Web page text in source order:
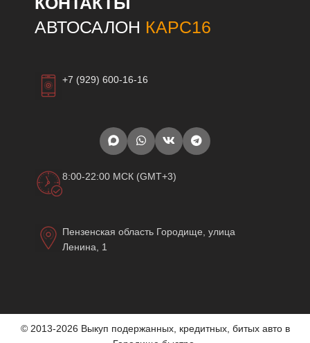
АВТОСАЛОН КАРС16
+7 (929) 600-16-16
8:00-22:00 МСК (GMT+3)
Пензенская область Городище, улица
Ленина, 1
© 2013-2026 Выкуп подержанных, кредитных, битых авто в